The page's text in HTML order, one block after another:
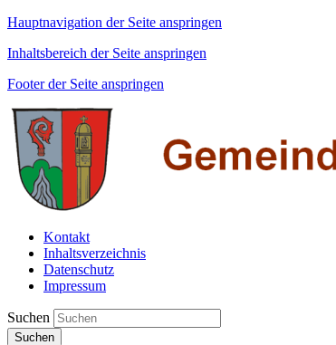
Hauptnavigation der Seite anspringen
Inhaltsbereich der Seite anspringen
Footer der Seite anspringen
Kontakt
Inhaltsverzeichnis
Datenschutz
Impressum
Suchen
Suchen